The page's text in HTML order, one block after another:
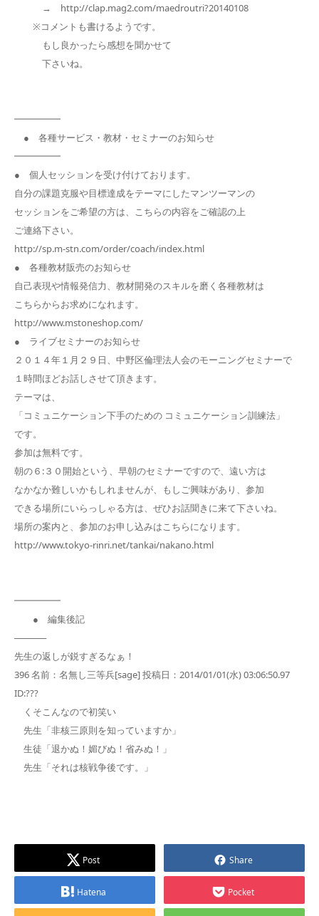
→ http://clap.mag2.com/maedroutri?20140108
※コメントも書けるようです。
もし良かったら感想を聞かせて
下さいね。
━━━━━
● 各種サービス・教材・セミナーのお知らせ
━━━━━
● 個人セッションを受け付けております。
自分の課題克服や目標達成をテーマにしたマンツーマンの
セッションをご希望の方は、こちらの内容をご確認の上
ご連絡下さい。
http://sp.m-stn.com/order/coach/index.html
● 各種教材販売のお知らせ
自己表現や情報発信力、教材開発のスキルを磨く各種教材は
こちらからお求めになれます。
http://www.mstoneshop.com/
● ライブセミナーのお知らせ
２０１４年１月２９日、中野区倫理法人会のモーニングセミナーで
１時間ほどお話しさせて頂きます。
テーマは、
「コミュニケーション下手のための コミュニケーション訓練法」
です。
参加は無料です。
朝の６:３０開始という、早朝のセミナーですので、遠い方は
なかなか難しいかもしれませんが、もしご興味があり、参加
できる場所にいらっしゃる方は、ぜひお話聞きに来て下さいね。
場所の案内と、参加のお申し込みはこちらになります。
http://www.tokyo-rinri.net/tankai/nakano.html
━━━━━
● 編集後記
─────
先生の返しが鋭すぎるなぁ！
396 名前：名無し三等兵[sage] 投稿日：2014/01/01(水) 03:06:50.97
ID:???
くそこんなので初笑い
先生「非核三原則を知っていますか」
生徒「退かぬ！媚びぬ！省みぬ！」
先生「それは核戦争後です。」
Post Share
Hatena Pocket